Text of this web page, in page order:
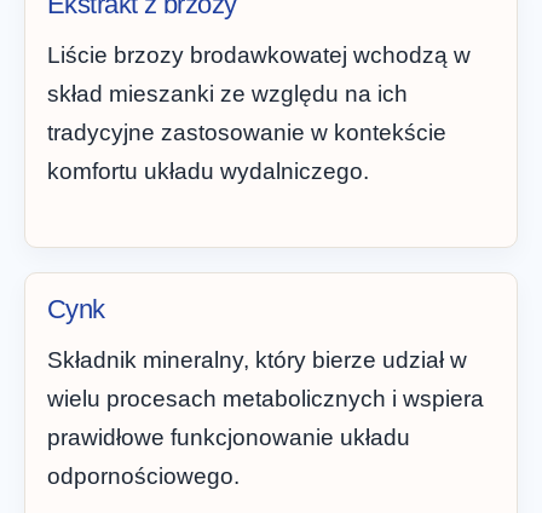
Liście brzozy brodawkowatej wchodzą w
skład mieszanki ze względu na ich
tradycyjne zastosowanie w kontekście
komfortu układu wydalniczego.
Cynk
Składnik mineralny, który bierze udział w
wielu procesach metabolicznych i wspiera
prawidłowe funkcjonowanie układu
odpornościowego.